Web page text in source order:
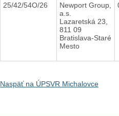
25/42/54O/26
Newport Group,
a.s.
Lazaretská 23,
811 09
Bratislava-Staré
Mesto
Naspäť na ÚPSVR Michalovce